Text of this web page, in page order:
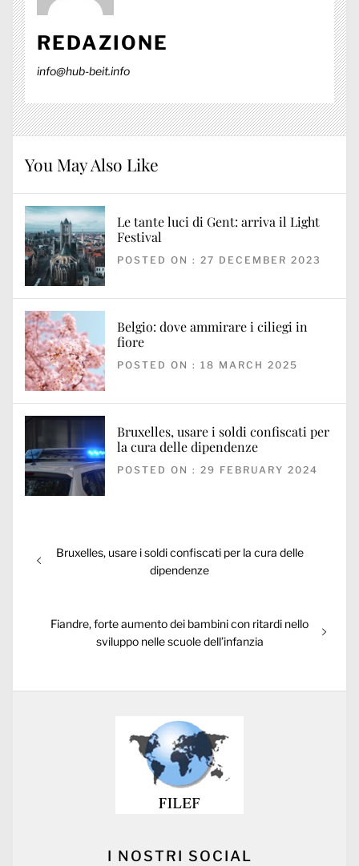
REDAZIONE
info@hub-beit.info
You May Also Like
Le tante luci di Gent: arriva il Light
Festival
POSTED ON : 27 DECEMBER 2023
Belgio: dove ammirare i ciliegi in
fiore
POSTED ON : 18 MARCH 2025
Bruxelles, usare i soldi confiscati per
la cura delle dipendenze
POSTED ON : 29 FEBRUARY 2024
navigation
Previous
Bruxelles, usare i soldi confiscati per la cura delle
dipendenze
Next
Fiandre, forte aumento dei bambini con ritardi nello
sviluppo nelle scuole dell’infanzia
I NOSTRI SOCIAL